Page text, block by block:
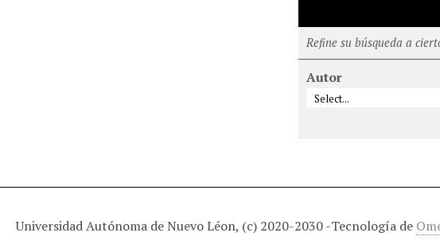
Refine su búsqueda a
Autor
Universidad Autónoma de Nuevo Léon, (c) 2020-2030 -Tecnología de